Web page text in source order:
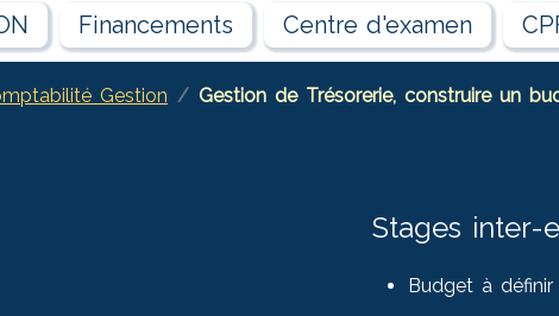
Financements Centre d'examen
Gestion
Gestion de Trésorerie, construire un
Stages inter-
Budget à